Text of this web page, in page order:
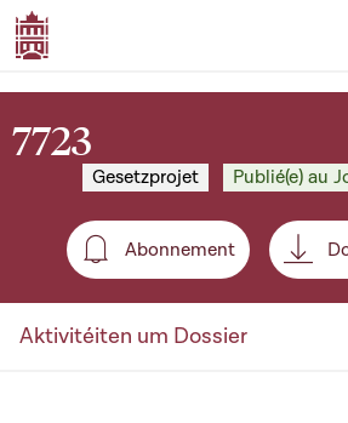
7723
Gesetzprojet Publié(e) au
Abonnement
Abonnement
Aktivitéiten um Dossier